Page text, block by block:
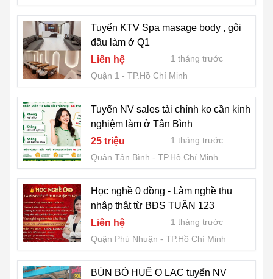
Tuyển KTV Spa masage body , gội
đầu làm ở Q1
Liên hệ
1 tháng trước
Quận 1
TP.Hồ Chí Minh
Tuyển NV sales tài chính ko cần kinh
nghiệm làm ở Tân Bình
25 triệu
1 tháng trước
Quận Tân Bình
TP.Hồ Chí Minh
Học nghề 0 đồng - Làm nghề thu
nhập thật từ BĐS TUẤN 123
Liên hệ
1 tháng trước
Quận Phú Nhuận
TP.Hồ Chí Minh
BÚN BÒ HUẾ O LẠC tuyển NV